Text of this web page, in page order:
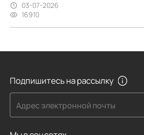
03-07-2026
16910
Подпишитесь на рассылку
Адрес электронной почты